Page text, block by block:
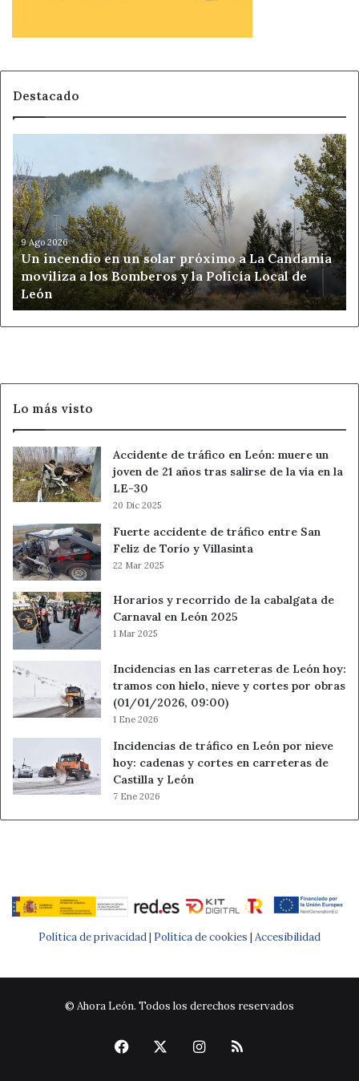
Destacado
incendio
en
un
solar
próximo
a
La
Candamia
moviliza
a
los
Local
de
León
9 Ago 2026
Un incendio en un solar próximo a La Candamia
moviliza a los Bomberos y la Policía Local de
León
Lo más visto
Accidente de tráfico en León: muere un
joven de 21 años tras salirse de la vía en la
LE-30
20 Dic 2025
Fuerte accidente de tráfico entre San
Feliz de Torío y Villasinta
22 Mar 2025
Horarios y recorrido de la cabalgata de
Carnaval en León 2025
1 Mar 2025
Incidencias en las carreteras de León hoy:
tramos con hielo, nieve y cortes por obras
(01/01/2026, 09:00)
1 Ene 2026
Incidencias de tráfico en León por nieve
hoy: cadenas y cortes en carreteras de
Castilla y León
7 Ene 2026
Política de privacidad | Política de cookies | Accesibilidad
© Ahora León. Todos los derechos reservados
Facebook Instagram
RSS